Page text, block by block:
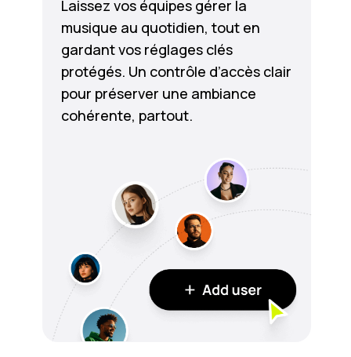
Laissez vos équipes gérer la
musique au quotidien, tout en
gardant vos réglages clés
protégés. Un contrôle d’accès clair
pour préserver une ambiance
cohérente, partout.